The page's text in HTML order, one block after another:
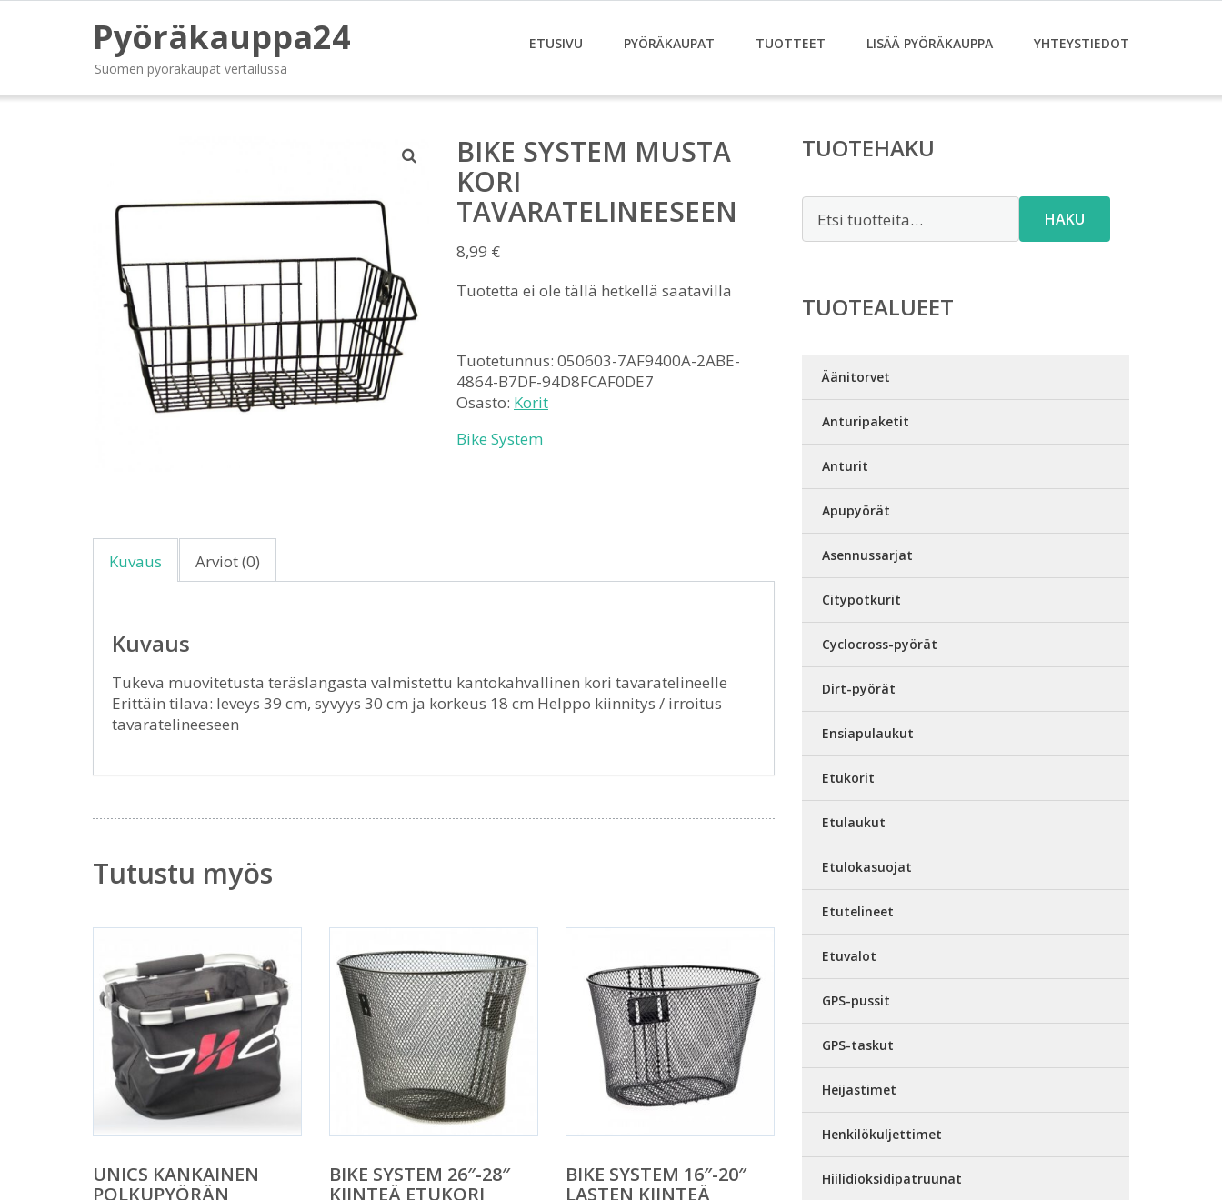
Pyöräkauppa24
Suomen pyöräkaupat vertailussa
ETUSIVU PYÖRÄKAUPAT TUOTTEET LISÄÄ PYÖRÄKAUPPA YHTEYSTIEDOT
BIKE SYSTEM MUSTA
KORI
TAVARATELINEESEEN
8,99 €
Tuotetta ei ole tällä hetkellä saatavilla
Tuotetunnus: 050603-7AF9400A-2ABE-
4864-B7DF-94D8FCAF0DE7
Osasto: Korit
Bike System
Kuvaus Arviot (0)
Kuvaus
Tukeva muovitetusta teräslangasta valmistettu kantokahvallinen kori tavaratelineelle
Erittäin tilava: leveys 39 cm, syvyys 30 cm ja korkeus 18 cm Helppo kiinnitys / irroitus
tavaratelineeseen
Tutustu myös
UNICS KANKAINEN
POLKUPYÖRÄN
BIKE SYSTEM 26″-28″
KIINTEÄ ETUKORI
BIKE SYSTEM 16″-20″
LASTEN KIINTEÄ
TUOTEHAKU
HAKU
TUOTEALUEET
Äänitorvet
Anturipaketit
Anturit
Apupyörät
Asennussarjat
Citypotkurit
Cyclocross-pyörät
Dirt-pyörät
Ensiapulaukut
Etukorit
Etulaukut
Etulokasuojat
Etutelineet
Etuvalot
GPS-pussit
GPS-taskut
Heijastimet
Henkilökuljettimet
Hiilidioksidipatruunat